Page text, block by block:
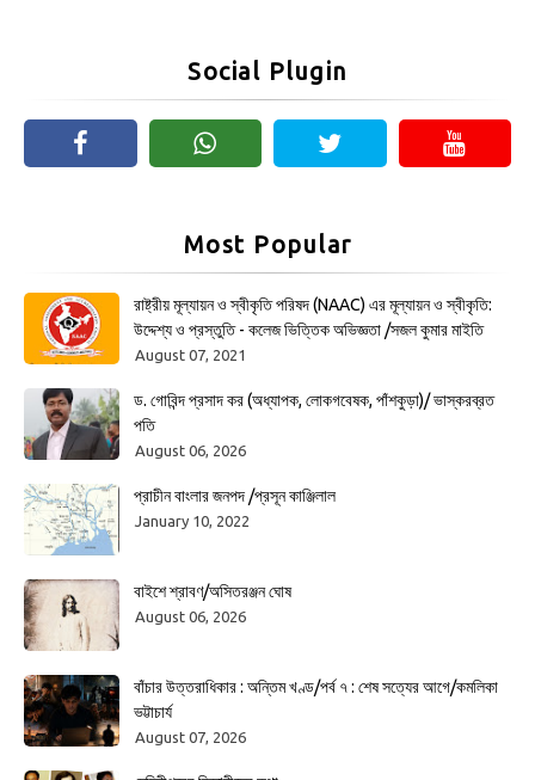
Social Plugin
Most Popular
রাষ্ট্রীয় মূল্যায়ন ও স্বীকৃতি পরিষদ (NAAC) এর মূল্যায়ন ও স্বীকৃতি:
উদ্দেশ্য ও প্রস্তুতি - কলেজ ভিত্তিক অভিজ্ঞতা /সজল কুমার মাইতি
August 07, 2021
ড. গোবিন্দ প্রসাদ কর (অধ্যাপক, লোকগবেষক, পাঁশকুড়া)/ ভাস্করব্রত
পতি
August 06, 2026
প্রাচীন বাংলার জনপদ /প্রসূন কাঞ্জিলাল
January 10, 2022
বাইশে শ্রাবণ/অসিতরঞ্জন ঘোষ
August 06, 2026
বাঁচার উত্তরাধিকার : অন্তিম খণ্ড/পর্ব ৭ : শেষ সত্যের আগে/কমলিকা
ভট্টাচার্য
August 07, 2026